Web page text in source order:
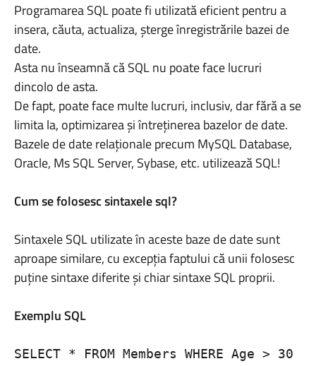
Programarea SQL poate fi utilizată eficient pentru a
insera, căuta, actualiza, șterge înregistrările bazei de
date.
Asta nu înseamnă că SQL nu poate face lucruri
dincolo de asta.
De fapt, poate face multe lucruri, inclusiv, dar fără a se
limita la, optimizarea și întreținerea bazelor de date.
Bazele de date relaționale precum MySQL Database,
Oracle, Ms SQL Server, Sybase, etc. utilizează SQL!
Cum se folosesc sintaxele sql?
Sintaxele SQL utilizate în aceste baze de date sunt
aproape similare, cu excepția faptului că unii folosesc
puține sintaxe diferite și chiar sintaxe SQL proprii.
Exemplu SQL
SELECT * FROM Members WHERE Age > 30